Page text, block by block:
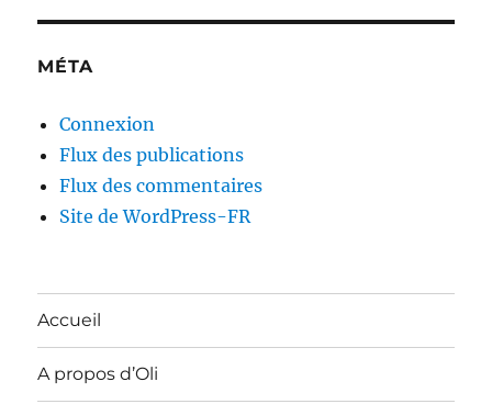
MÉTA
Connexion
Flux des publications
Flux des commentaires
Site de WordPress-FR
Accueil
A propos d’Oli